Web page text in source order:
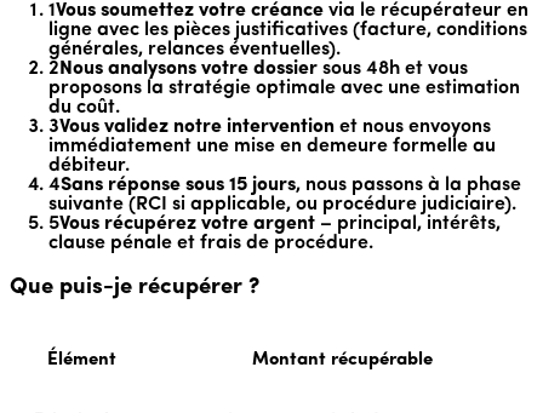
1Vous soumettez votre créance via le récupérateur en
ligne avec les pièces justificatives (facture, conditions
générales, relances éventuelles).
2Nous analysons votre dossier sous 48h et vous
proposons la stratégie optimale avec une estimation
du coût.
3Vous validez notre intervention et nous envoyons
immédiatement une mise en demeure formelle au
débiteur.
4Sans réponse sous 15 jours, nous passons à la phase
suivante (RCI si applicable, ou procédure judiciaire).
5Vous récupérez votre argent – principal, intérêts,
clause pénale et frais de procédure.
Que puis-je récupérer ?
Élément Montant récupérable